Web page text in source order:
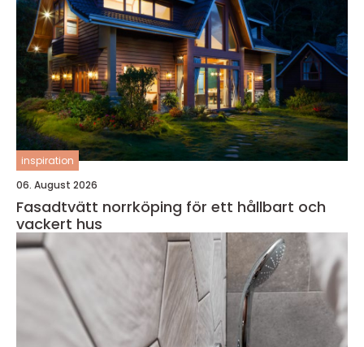
inspiration
06. August 2026
Fasadtvätt norrköping för ett hållbart och
vackert hus